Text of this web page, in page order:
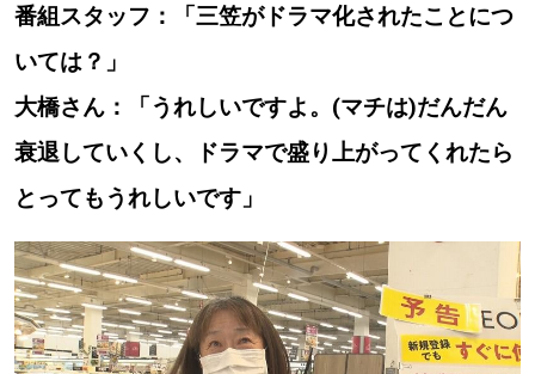
番組スタッフ：「三笠がドラマ化されたことにつ
いては？」
大橋さん：「うれしいですよ。(マチは)だんだん
衰退していくし、ドラマで盛り上がってくれたら
とってもうれしいです」